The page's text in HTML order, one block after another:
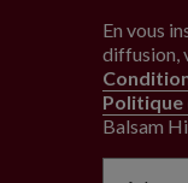
En vous
diffusion,
Balsam